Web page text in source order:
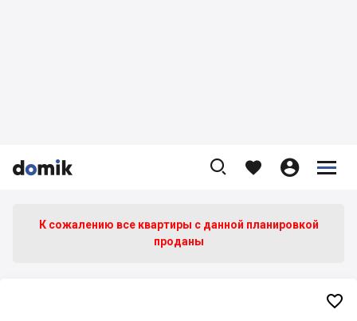


    


К сожалению все квартиры c данной планировкой
проданы
